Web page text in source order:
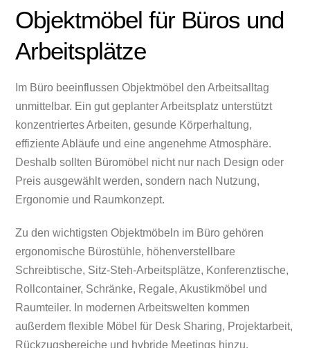
Objektmöbel für Büros und
Arbeitsplätze
Im Büro beeinflussen Objektmöbel den Arbeitsalltag
unmittelbar. Ein gut geplanter Arbeitsplatz unterstützt
konzentriertes Arbeiten, gesunde Körperhaltung,
effiziente Abläufe und eine angenehme Atmosphäre.
Deshalb sollten Büromöbel nicht nur nach Design oder
Preis ausgewählt werden, sondern nach Nutzung,
Ergonomie und Raumkonzept.
Zu den wichtigsten Objektmöbeln im Büro gehören
ergonomische Bürostühle, höhenverstellbare
Schreibtische, Sitz-Steh-Arbeitsplätze, Konferenztische,
Rollcontainer, Schränke, Regale, Akustikmöbel und
Raumteiler. In modernen Arbeitswelten kommen
außerdem flexible Möbel für Desk Sharing, Projektarbeit,
Rückzugsbereiche und hybride Meetings hinzu.